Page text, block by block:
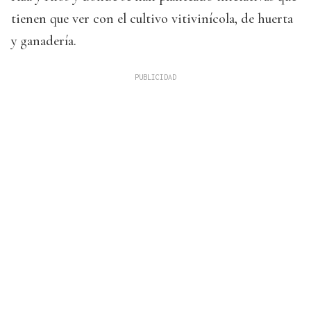
tienen que ver con el cultivo vitivinícola, de huerta
y ganadería.